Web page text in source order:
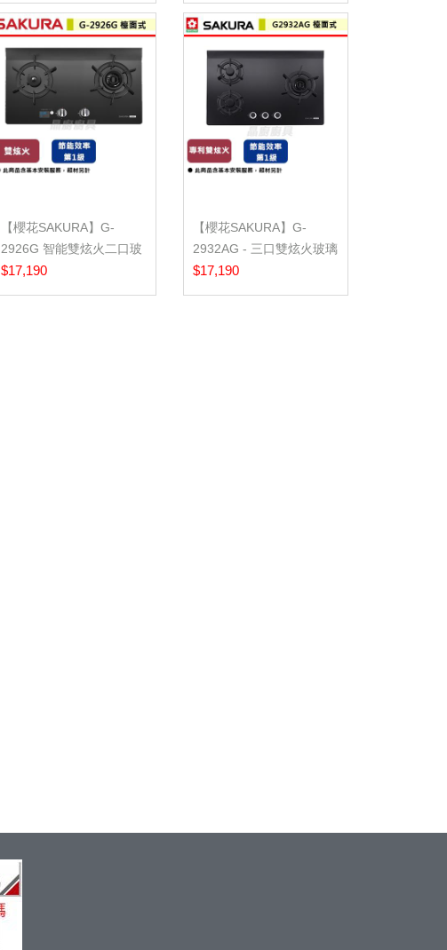
【櫻花SAKURA】G-
2926G 智能雙炫火二口玻
璃檯面爐 (含...
$17,190
【櫻花SAKURA】G-
2932AG - 三口雙炫火玻璃
檯面爐 - (含...
$17,190